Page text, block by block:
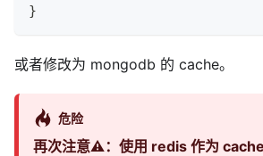
}
或者修改为 mongodb 的 cache。
危险
再次注意⚠️：使用 redis 作为